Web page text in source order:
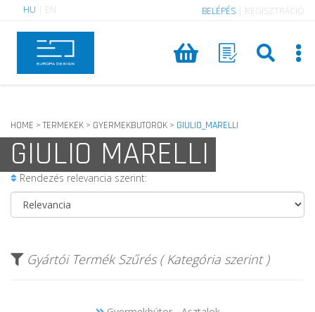
HU EN BELÉPÉS REGISZTRÁCIÓ
HOME > TERMEKEK > GYERMEKBUTOROK > GIULIO_MARELLI
GIULIO MARELLI
Rendezés relevancia szerint:
Gyártói Termék Szűrés ( Kategória szerint )